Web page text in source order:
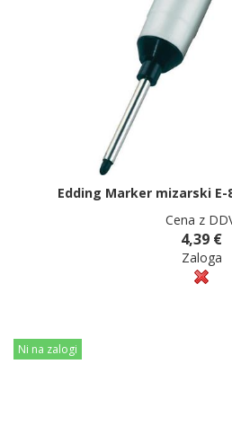
Edding Marker mizarski E-
Cena z
4,39 €
Zaloga
Ni na zalogi